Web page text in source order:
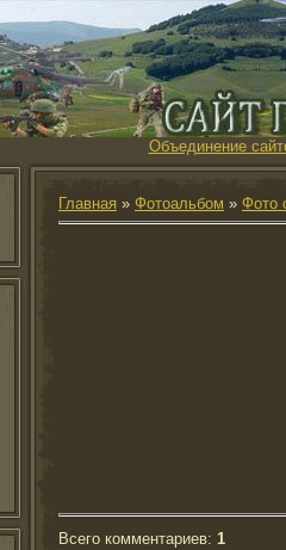
Объединение
Главная » Фотоальбом » Фото
Всего комментариев: 1